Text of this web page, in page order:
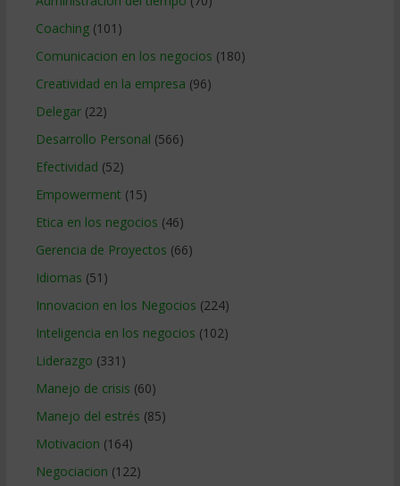
Coaching(101)
Comunicacion en los negocios (180)
Creatividad en la empresa (96)
Delegar(22)
Desarrollo Personal (566)
Efectividad (52)
Empowerment (15)
Etica en los negocios (46)
Gerencia de Proyectos (66)
Idiomas (51)
Innovacion en los Negocios (224)
Inteligencia en los negocios (102)
Liderazgo (331)
Manejo de crisis (60)
Manejo del estrés (85)
Motivacion (164)
Negociacion (122)